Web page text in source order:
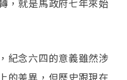
，就是馬政府七年來始
紀念六四的意義雖然涉
的差異，但歷史跟現在